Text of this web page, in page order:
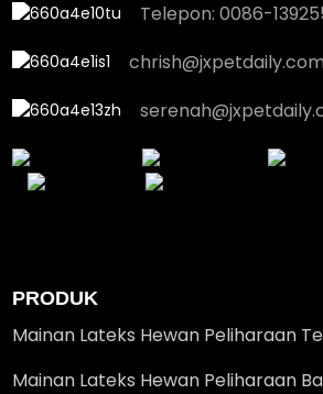
Telepon: 0086-
chrish@jxpetdaily.com
PRODUK
Mainan Lateks Hewan Peliharaan
Mainan Lateks Hewan Peliharaan